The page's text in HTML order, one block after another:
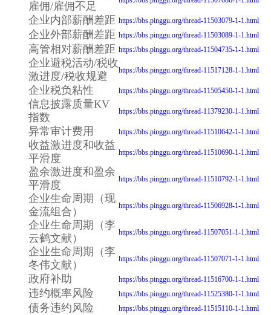
雇佣/雇佣不足
企业内部薪酬差距 https://bbs.pinggu.org/thread-11503079-1-1.html
企业外部薪酬差距 https://bbs.pinggu.org/thread-11503089-1-1.html
高管相对薪酬差距 https://bbs.pinggu.org/thread-11504735-1-1.html
企业避税活动/税收
激进度/税收规避
https://bbs.pinggu.org/thread-11517128-1-1.html
企业税负粘性 https://bbs.pinggu.org/thread-11505450-1-1.html
信息披露质量KV
指数
https://bbs.pinggu.org/thread-11379230-1-1.html
异常审计费用 https://bbs.pinggu.org/thread-11510642-1-1.html
收益激进度和收益
平滑度
https://bbs.pinggu.org/thread-11510690-1-1.html
盈余激进度和盈余
平滑度
https://bbs.pinggu.org/thread-11510792-1-1.html
企业生命周期（现
金流组合）
https://bbs.pinggu.org/thread-11506928-1-1.html
企业生命周期（李
云鹤文献）
https://bbs.pinggu.org/thread-11507051-1-1.html
企业生命周期（李
冬伟文献）
https://bbs.pinggu.org/thread-11507071-1-1.html
政府补助 https://bbs.pinggu.org/thread-11516700-1-1.html
违约概率风险 https://bbs.pinggu.org/thread-11525380-1-1.html
债务违约风险 https://bbs.pinggu.org/thread-11515110-1-1.html